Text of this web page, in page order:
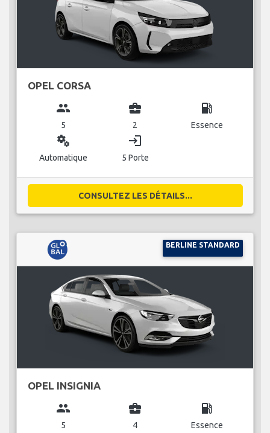
OPEL CORSA
group
5
business_center
2
local_gas_station
Essence
miscellaneous_services
Automatique
login
5 Porte
CONSULTEZ LES DÉTAILS...
BERLINE STANDARD
OPEL INSIGNIA
group
5
business_center
4
local_gas_station
Essence